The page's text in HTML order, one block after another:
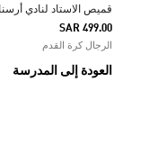
SAR 499.00
الرجال كرة القدم
العودة إلى المدرسة